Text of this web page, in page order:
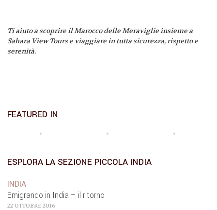
Ti aiuto a scoprire il Marocco delle Meraviglie insieme a
Sahara View Tours e viaggiare in tutta sicurezza, rispetto e
serenità.
FEATURED IN
ESPLORA LA SEZIONE PICCOLA INDIA
INDIA
Emigrando in India – il ritorno
22 OTTOBRE 2016